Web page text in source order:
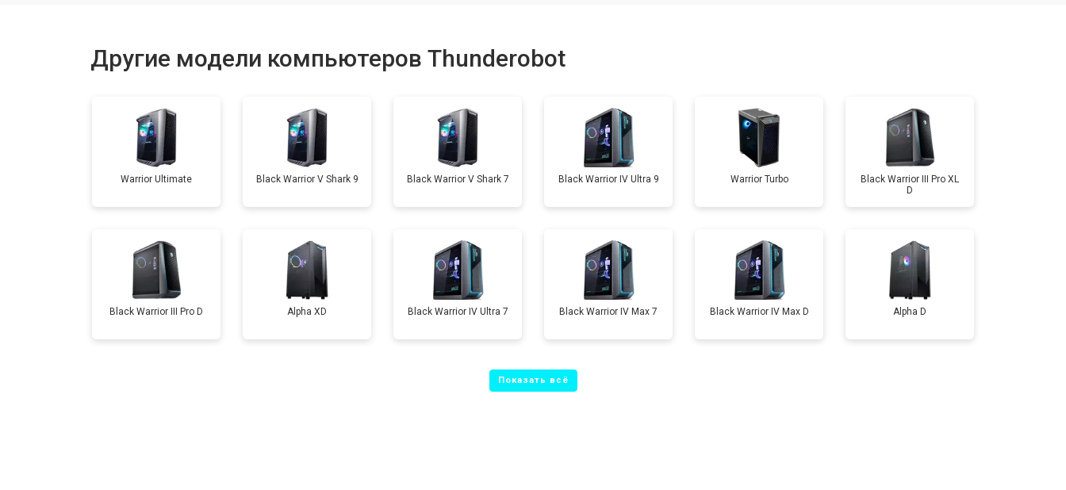
Замена звуковой платы от 60 мин от 2700 ₽
Другие модели компьютеров Thunderobot
Warrior Ultimate Black Warrior V Shark 9 Black Warrior V Shark 7 Black Warrior IV Ultra 9 Warrior Turbo
Black Warrior III Pro XL
D
Black Warrior III Pro D Alpha XD Black Warrior IV Ultra 7 Black Warrior IV Max 7 Black Warrior IV Max D Alpha D